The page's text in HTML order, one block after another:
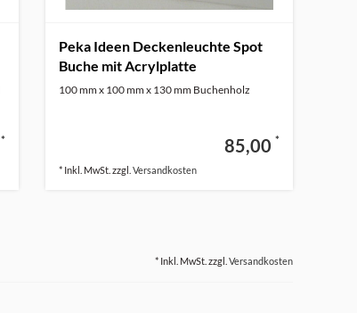
*
Peka Ideen Deckenleuchte Spot
Buche mit Acrylplatte
100 mm x 100 mm x 130 mm Buchenholz
85,00 *
* Inkl. MwSt. zzgl.Versandkosten
* Inkl. MwSt. zzgl. Versandkosten